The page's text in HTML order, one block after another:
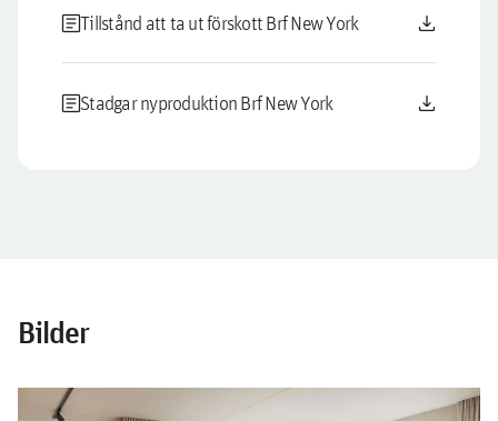
articleTillstånd att ta ut förskott Brf New York download
articleStadgar nyproduktion Brf New York download
Bilder